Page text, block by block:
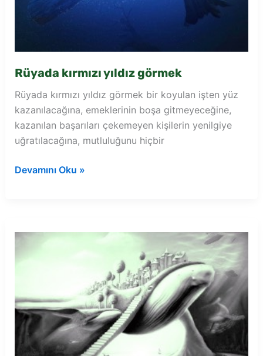
Rüyada kırmızı yıldız görmek
Rüyada kırmızı yıldız görmek bir koyulan işten yüz
kazanılacağına, emeklerinin boşa gitmeyeceğine,
kazanılan başarıları çekemeyen kişilerin yenilgiye
uğratılacağına, mutluluğunu hiçbir
Rüyada
Devamını Oku »